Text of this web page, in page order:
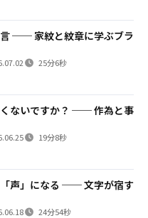
── 家紋と紋章に学ぶブラ
25分6秒
ないですか？ ── 作為と事
19分8秒
声」になる ── 文字が宿す
24分54秒